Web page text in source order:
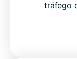
tráfego